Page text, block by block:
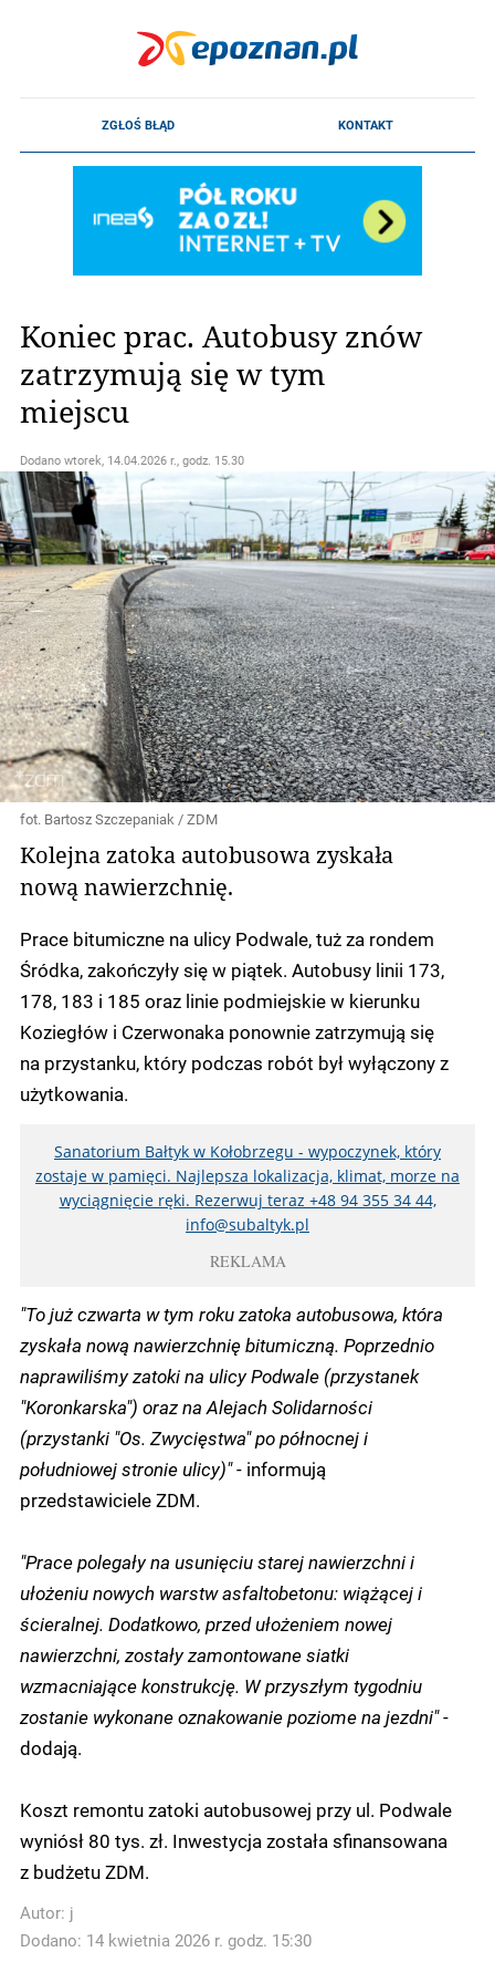
Koniec prac. Autobusy znów
zatrzymują się w tym
miejscu
Dodano wtorek, 14.04.2026 r., godz. 15.30
fot. Bartosz Szczepaniak / ZDM
Kolejna zatoka autobusowa zyskała
nową nawierzchnię.
Prace bitumiczne na ulicy Podwale, tuż za rondem
Śródka, zakończyły się w piątek. Autobusy linii 173,
178, 183 i 185 oraz linie podmiejskie w kierunku
Koziegłów i Czerwonaka ponownie zatrzymują się
na przystanku, który podczas robót był wyłączony z
użytkowania.
Sanatorium Bałtyk w Kołobrzegu - wypoczynek, który
zostaje w pamięci. Najlepsza lokalizacja, klimat, morze na
wyciągnięcie ręki. Rezerwuj teraz +48 94 355 34 44,
info@subaltyk.pl
REKLAMA
"To już czwarta w tym roku zatoka autobusowa, która
zyskała nową nawierzchnię bitumiczną. Poprzednio
naprawiliśmy zatoki na ulicy Podwale (przystanek
"Koronkarska") oraz na Alejach Solidarności
(przystanki "Os. Zwycięstwa" po północnej i
południowej stronie ulicy)"- informują
przedstawiciele ZDM.
"Prace polegały na usunięciu starej nawierzchni i
ułożeniu nowych warstw asfaltobetonu: wiążącej i
ścieralnej. Dodatkowo, przed ułożeniem nowej
nawierzchni, zostały zamontowane siatki
wzmacniające konstrukcję. W przyszłym tygodniu
zostanie wykonane oznakowanie poziome na jezdni"-
dodają.
Koszt remontu zatoki autobusowej przy ul. Podwale
wyniósł 80 tys. zł. Inwestycja została sfinansowana
z budżetu ZDM.
Autor: j
Dodano: 14 kwietnia 2026 r. godz. 15:30